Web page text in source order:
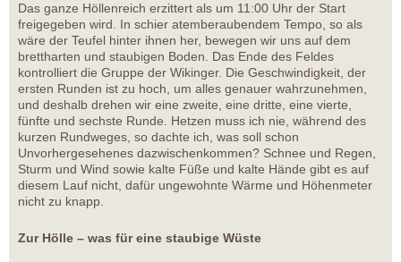
Das ganze Höllenreich erzittert als um 11:00 Uhr der Start
freigegeben wird. In schier atemberaubendem Tempo, so als
wäre der Teufel hinter ihnen her, bewegen wir uns auf dem
brettharten und staubigen Boden. Das Ende des Feldes
kontrolliert die Gruppe der Wikinger. Die Geschwindigkeit, der
ersten Runden ist zu hoch, um alles genauer wahrzunehmen,
und deshalb drehen wir eine zweite, eine dritte, eine vierte,
fünfte und sechste Runde. Hetzen muss ich nie, während des
kurzen Rundweges, so dachte ich, was soll schon
Unvorhergesehenes dazwischenkommen? Schnee und Regen,
Sturm und Wind sowie kalte Füße und kalte Hände gibt es auf
diesem Lauf nicht, dafür ungewohnte Wärme und Höhenmeter
nicht zu knapp.
Zur Hölle – was für eine staubige Wüste